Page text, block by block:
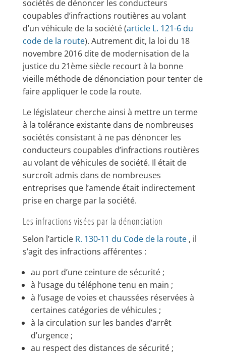
sociétés de dénoncer les conducteurs
coupables d’infractions routières au volant
d’un véhicule de la société (article L. 121-6 du
code de la route). Autrement dit, la loi du 18
novembre 2016 dite de modernisation de la
justice du 21ème siècle recourt à la bonne
vieille méthode de dénonciation pour tenter de
faire appliquer le code la route.
Le législateur cherche ainsi à mettre un terme
à la tolérance existante dans de nombreuses
sociétés consistant à ne pas dénoncer les
conducteurs coupables d’infractions routières
au volant de véhicules de société. Il était de
surcroît admis dans de nombreuses
entreprises que l’amende était indirectement
prise en charge par la société.
Les infractions visées par la dénonciation
Selon l’article R. 130-11 du Code de la route, il
s’agit des infractions afférentes :
au port d’une ceinture de sécurité ;
à l’usage du téléphone tenu en main ;
à l’usage de voies et chaussées réservées à
certaines catégories de véhicules ;
à la circulation sur les bandes d’arrêt
d’urgence ;
au respect des distances de sécurité ;